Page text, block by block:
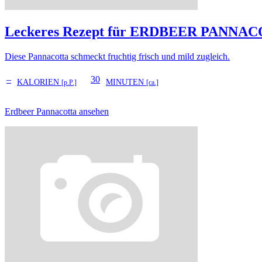
Leckeres Rezept für ERDBEER
Diese Pannacotta schmeckt fruchtig frisch und mild zugleich.
– KALORIEN [p.P.] 30 MINUTEN [ca.]
Erdbeer Pannacotta ansehen